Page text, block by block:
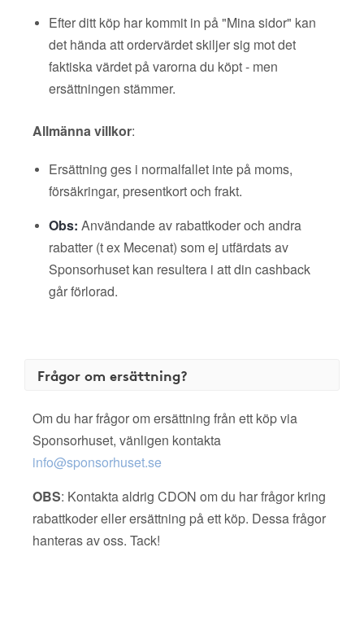
Efter ditt köp har kommit in på "Mina sidor" kan
det hända att ordervärdet skiljer sig mot det
faktiska värdet på varorna du köpt - men
ersättningen stämmer.
Allmänna villkor:
Ersättning ges i normalfallet inte på moms,
försäkringar, presentkort och frakt.
Obs: Användande av rabattkoder och andra
rabatter (t ex Mecenat) som ej utfärdats av
Sponsorhuset kan resultera i att din cashback
går förlorad.
Frågor om ersättning?
Om du har frågor om ersättning från ett köp via
Sponsorhuset, vänligen kontakta
info@sponsorhuset.se
OBS: Kontakta aldrig CDON om du har frågor kring
rabattkoder eller ersättning på ett köp. Dessa frågor
hanteras av oss. Tack!